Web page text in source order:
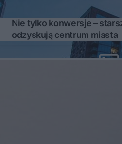
Nie tylko konwersje –
odzyskują centrum miasta